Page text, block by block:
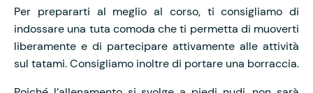
Per prepararti al meglio al corso, ti consigliamo di
indossare una tuta comoda che ti permetta di muoverti
liberamente e di partecipare attivamente alle attività
sul tatami. Consigliamo inoltre di portare una borraccia.